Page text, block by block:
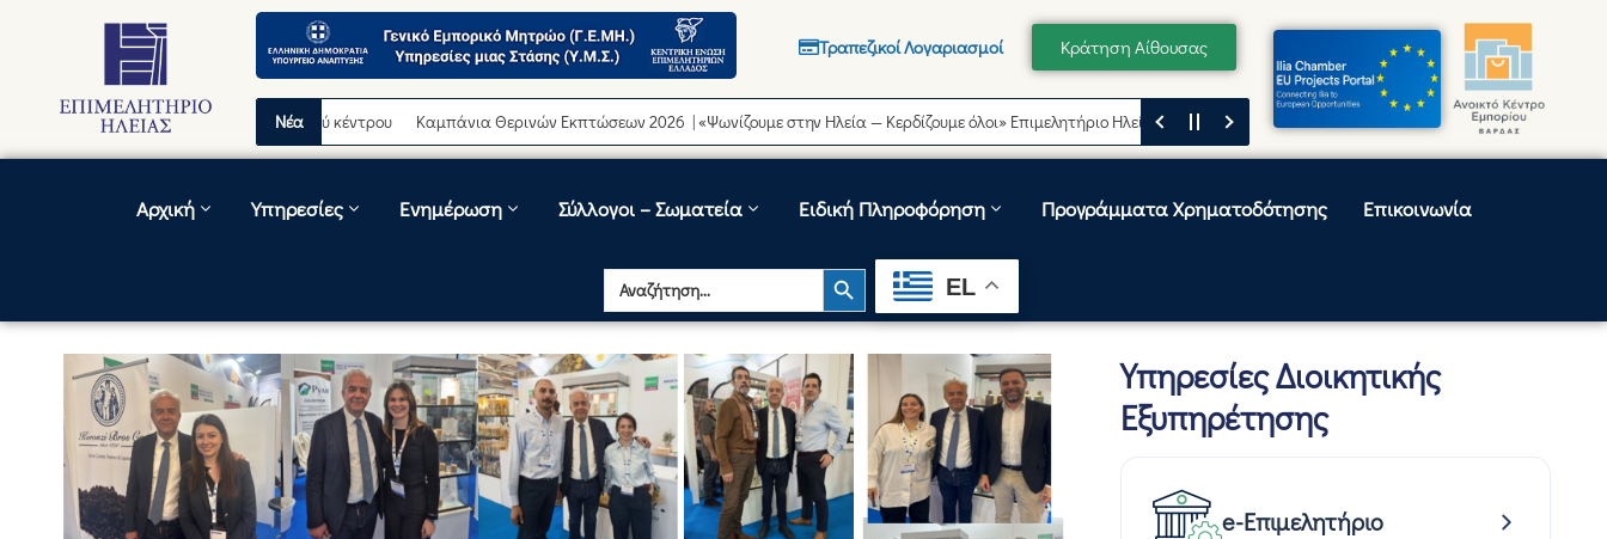
Τραπεζικοί Λογαριασμοί Κράτηση Αίθουσας
Νέα
διακοπή λειτουργίας τηλεφωνικού κέντρου Καμπάνια Θερινών Εκπτώσεων 2026 | «Ψωνίζουμε στην Ηλεία — Κερδίζουμε όλοι» Επιμελητήριο Ηλείας Μήνυμα του Προέδρου του Επιμελητηρίου Ηλείας, Κωνσταντίνου
Αρχική Υπηρεσίες Ενημέρωση Σύλλογοι – Σωματεία Ειδική Πληροφόρηση Προγράμματα Χρηματοδότησης Επικοινωνία
Search
for:
Search Button
EL
Υπηρεσίες Διοικητικής
Εξυπηρέτησης
e-Επιμελητήριο